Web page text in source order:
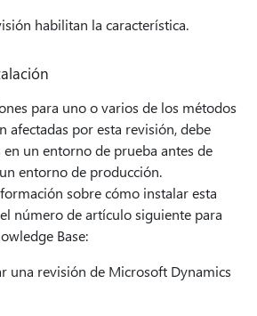
habilitan la característica.
para uno o varios de los métodos
afectadas por esta revisión, debe
un entorno de prueba antes de
entorno de producción.
sobre cómo instalar esta
número de artículo siguiente para
Base:
una revisión de Microsoft Dynamics